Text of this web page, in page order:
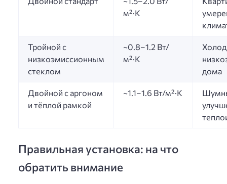
м²·K
Тройной с
низкоэмиссионным
стеклом
~0.8–1.2 Вт/
м²·K
дома
Двойной с аргоном
и тёплой рамкой
~1.1–1.6 Вт/м²·K
Правильная установка: на что
обратить внимание